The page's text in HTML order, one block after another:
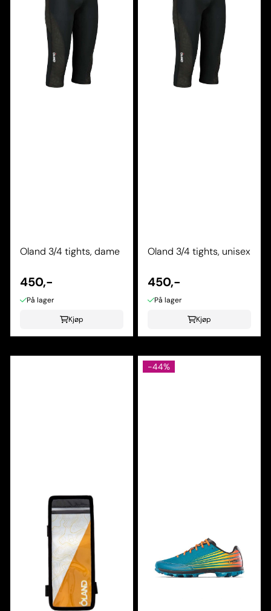
Oland 3/4 tights, dame
450,-
På lager
Kjøp
Oland 3/4 tights, unisex
450,-
På lager
Kjøp
-44%